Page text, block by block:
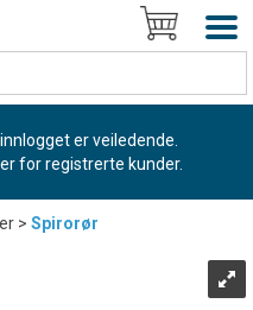
er veiledende.
for registrerte kunder.
>Spirorør